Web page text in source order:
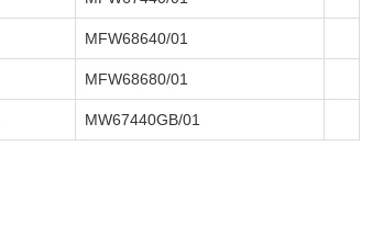
MFW68640/01
MFW68680/01
MW67440GB/01